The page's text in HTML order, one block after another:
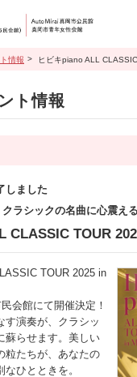
情報 ヒビキpiano ALL
ト情報
しました
ラシックの名曲に心震え
CLASSIC TOUR
TOUR 2025 in
会館にて開催決定！
す演奏が、クラシッ
蘇らせます。美しい
粒たちが、あなたの
ひとときを。